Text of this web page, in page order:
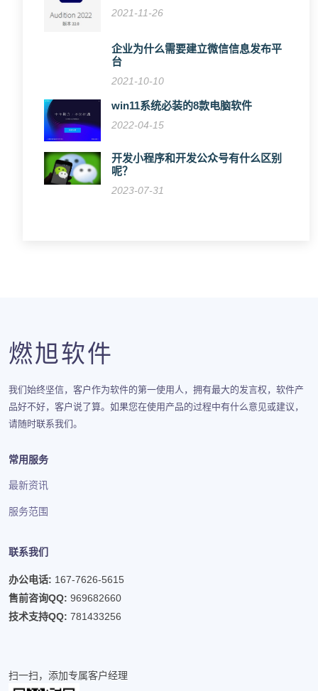
2021-11-26
企业为什么需要建立微信信息发布平
台
2021-10-10
win11系统必装的8款电脑软件
2022-04-15
开发小程序和开发公众号有什么区别
呢？
2023-07-31
燃旭软件
我们始终坚信，客户作为软件的第一使用人，拥有最大的发言权，软件产
品好不好，客户说了算。如果您在使用产品的过程中有什么意见或建议，
请随时联系我们。
常用服务
最新资讯
服务范围
联系我们
办公电话: 167-7626-5615
售前咨询QQ: 969682660
技术支持QQ: 781433256
扫一扫，添加专属客户经理